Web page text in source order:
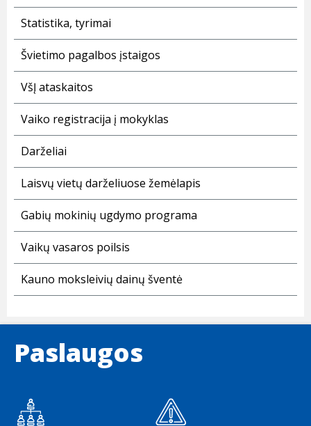
Statistika, tyrimai
Švietimo pagalbos įstaigos
VšĮ ataskaitos
Vaiko registracija į mokyklas
Darželiai
Laisvų vietų darželiuose žemėlapis
Gabių mokinių ugdymo programa
Vaikų vasaros poilsis
Kauno moksleivių dainų šventė
Paslaugos